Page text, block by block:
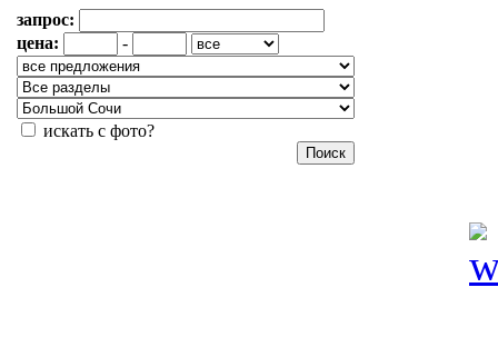
запрос:
цена:
-
искать с фото?